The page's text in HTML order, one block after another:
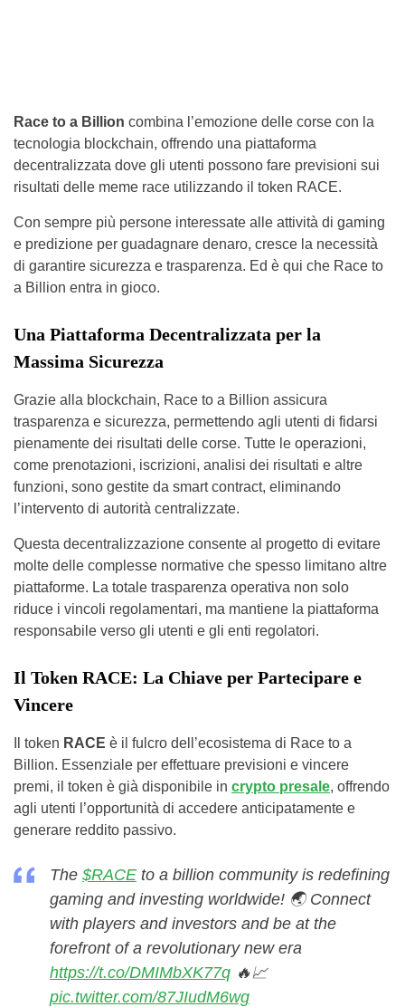
Race to a Billion combina l’emozione delle corse con la
tecnologia blockchain, offrendo una piattaforma
decentralizzata dove gli utenti possono fare previsioni sui
risultati delle meme race utilizzando il token RACE.
Con sempre più persone interessate alle attività di gaming
e predizione per guadagnare denaro, cresce la necessità
di garantire sicurezza e trasparenza. Ed è qui che Race to
a Billion entra in gioco.
Una Piattaforma Decentralizzata per la
Massima Sicurezza
Grazie alla blockchain, Race to a Billion assicura
trasparenza e sicurezza, permettendo agli utenti di fidarsi
pienamente dei risultati delle corse. Tutte le operazioni,
come prenotazioni, iscrizioni, analisi dei risultati e altre
funzioni, sono gestite da smart contract, eliminando
l’intervento di autorità centralizzate.
Questa decentralizzazione consente al progetto di evitare
molte delle complesse normative che spesso limitano altre
piattaforme. La totale trasparenza operativa non solo
riduce i vincoli regolamentari, ma mantiene la piattaforma
responsabile verso gli utenti e gli enti regolatori.
Il Token RACE: La Chiave per Partecipare e
Vincere
Il token RACE è il fulcro dell’ecosistema di Race to a
Billion. Essenziale per effettuare previsioni e vincere
premi, il token è già disponibile in crypto presale, offrendo
agli utenti l’opportunità di accedere anticipatamente e
generare reddito passivo.
The $RACE to a billion community is redefining
gaming and investing worldwide! 🌏 Connect
with players and investors and be at the
forefront of a revolutionary new era
https://t.co/DMIMbXK77q 🔥📈
pic.twitter.com/87JIudM6wg